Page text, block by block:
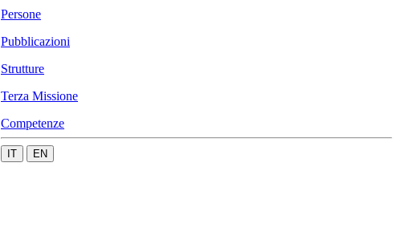
Persone
Pubblicazioni
Strutture
Terza Missione
Competenze
IT EN